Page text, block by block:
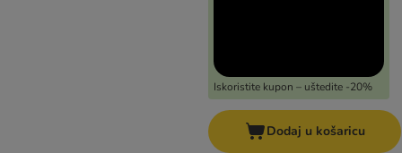
Iskoristite kupon – uštedite -20%
Dodaj u košaricu